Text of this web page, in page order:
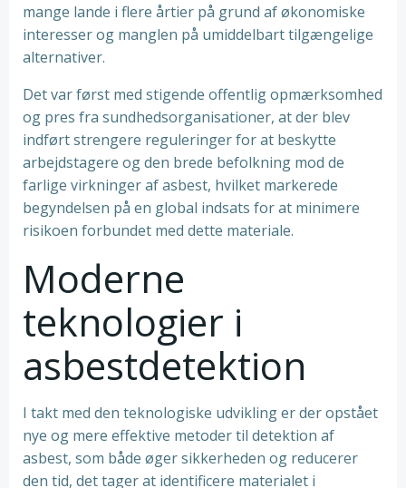
mange lande i flere årtier på grund af økonomiske
interesser og manglen på umiddelbart tilgængelige
alternativer.
Det var først med stigende offentlig opmærksomhed
og pres fra sundhedsorganisationer, at der blev
indført strengere reguleringer for at beskytte
arbejdstagere og den brede befolkning mod de
farlige virkninger af asbest, hvilket markerede
begyndelsen på en global indsats for at minimere
risikoen forbundet med dette materiale.
Moderne
teknologier i
asbestdetektion
I takt med den teknologiske udvikling er der opstået
nye og mere effektive metoder til detektion af
asbest, som både øger sikkerheden og reducerer
den tid, det tager at identificere materialet i